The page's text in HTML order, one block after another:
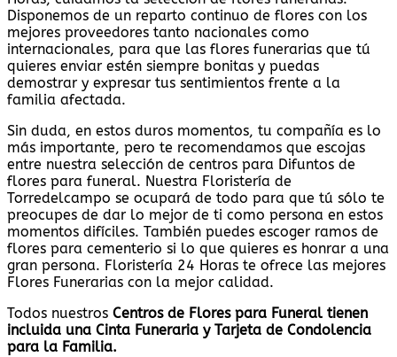
Disponemos de un reparto continuo de flores con los
mejores proveedores tanto nacionales como
internacionales, para que las flores funerarias que tú
quieres enviar estén siempre bonitas y puedas
demostrar y expresar tus sentimientos frente a la
familia afectada.
Sin duda, en estos duros momentos, tu compañía es lo
más importante, pero te recomendamos que escojas
entre nuestra selección de centros para Difuntos de
flores para funeral. Nuestra Floristería de
Torredelcampo se ocupará de todo para que tú sólo te
preocupes de dar lo mejor de ti como persona en estos
momentos difíciles. También puedes escoger ramos de
flores para cementerio si lo que quieres es honrar a una
gran persona. Floristería 24 Horas te ofrece las mejores
Flores Funerarias con la mejor calidad.
Todos nuestros Centros de Flores para Funeral tienen
incluida una Cinta Funeraria y Tarjeta de Condolencia
para la Familia.